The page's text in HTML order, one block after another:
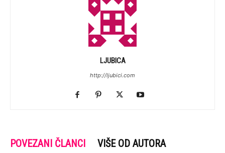
LJUBICA
http://ljubici.com
POVEZANI ČLANCI VIŠE OD AUTORA